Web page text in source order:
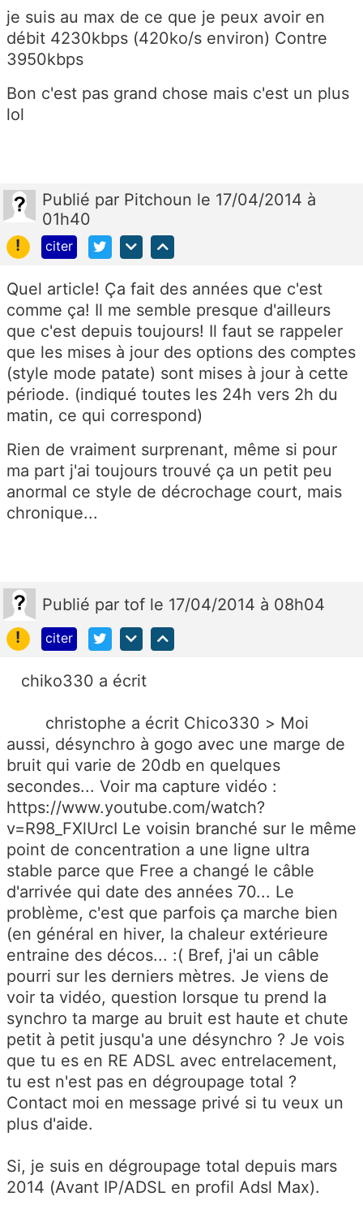
je suis au max de ce que je peux avoir en
débit 4230kbps (420ko/s environ) Contre
3950kbps
Bon c'est pas grand chose mais c'est un plus
lol
Publié par Pitchoun le 17/04/2014 à
01h40
!
citer
Quel article! Ça fait des années que c'est
comme ça! Il me semble presque d'ailleurs
que c'est depuis toujours! Il faut se rappeler
que les mises à jour des options des comptes
(style mode patate) sont mises à jour à cette
période. (indiqué toutes les 24h vers 2h du
matin, ce qui correspond)
Rien de vraiment surprenant, même si pour
ma part j'ai toujours trouvé ça un petit peu
anormal ce style de décrochage court, mais
chronique...
Publié par tof le 17/04/2014 à 08h04
!
citer
chiko330 a écrit
christophe a écrit Chico330 > Moi
aussi, désynchro à gogo avec une marge de
bruit qui varie de 20db en quelques
secondes... Voir ma capture vidéo :
https://www.youtube.com/watch?
v=R98_FXlUrcI Le voisin branché sur le même
point de concentration a une ligne ultra
stable parce que Free a changé le câble
d'arrivée qui date des années 70... Le
problème, c'est que parfois ça marche bien
(en général en hiver, la chaleur extérieure
entraine des décos... :( Bref, j'ai un câble
pourri sur les derniers mètres. Je viens de
voir ta vidéo, question lorsque tu prend la
synchro ta marge au bruit est haute et chute
petit à petit jusqu'a une désynchro ? Je vois
que tu es en RE ADSL avec entrelacement,
tu est n'est pas en dégroupage total ?
Contact moi en message privé si tu veux un
plus d'aide.
Si, je suis en dégroupage total depuis mars
2014 (Avant IP/ADSL en profil Adsl Max).